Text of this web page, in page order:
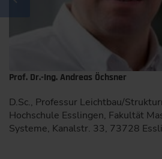
Prof. Dr.-Ing. Andreas Öchsner
D.Sc., Professur Leichtbau/
Hochschule Esslingen, Fakultät
Systeme, Kanalstr. 33, 73728